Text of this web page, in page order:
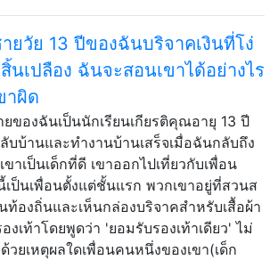
ยวัย 13 ปีของฉันบริจาคเงินที่โง่
นเปลือง ฉันจะสอนเขาได้อย่างไร
าผิด
ยของฉันเป็นนักเรียนเกียรติคุณอายุ 13 ปี
บบ้านและทำงานบ้านเสร็จเมื่อฉันกลับถึง
ขาเป็นเด็กที่ดี เขาออกไปเที่ยวกับเพื่อน
เป็นเพื่อนตั้งแต่ชั้นแรก พวกเขาอยู่ที่สวนส
ท้องถิ่นและเห็นกล่องบริจาคสำหรับเสื้อผ้า
งเท้าโดยพูดว่า 'ยอมรับรองเท้าเดียว' ไม่
วยเหตุผลใดเพื่อนคนหนึ่งของเขา(เด็ก